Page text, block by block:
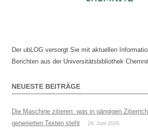
Der ubLOG versorgt Sie mit aktuellen
Berichten aus der Universitätsbibliothek
NEUESTE BEITRÄGE
Die Maschine zitieren: was in gängigen
generierten Texten steht
24. Juni 2026